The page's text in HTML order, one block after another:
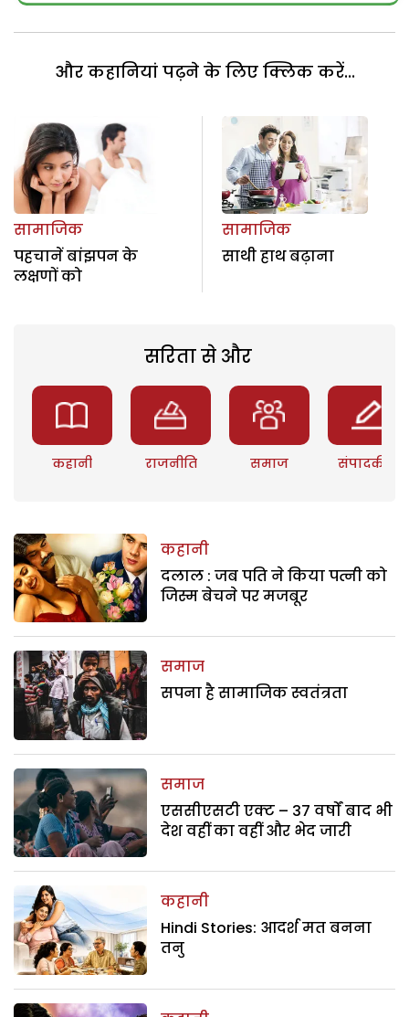
और कहानियां पढ़ने के लिए क्लिक करें...
सामाजिक
पहचानें बांझपन के
लक्षणों को
सामाजिक
साथी हाथ बढ़ाना
सरिता से और
कहानी राजनीति समाज संपादकीय
कहानी
दलाल : जब पति ने किया पत्नी को
जिस्म बेचने पर मजबूर
समाज
सपना है सामाजिक स्वतंत्रता
समाज
एससीएसटी एक्ट – 37 वर्षों बाद भी
देश वहीं का वहीं और भेद जारी
कहानी
Hindi Stories: आदर्श मत बनना
तनु